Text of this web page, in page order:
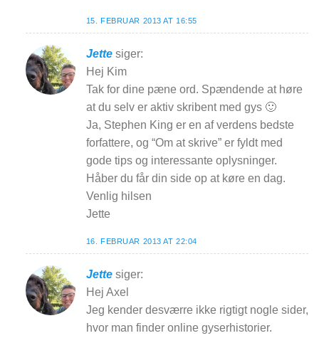
15. FEBRUAR 2013 AT 16:55
Jette siger:
Hej Kim
Tak for dine pæne ord. Spændende at høre
at du selv er aktiv skribent med gys 🙂
Ja, Stephen King er en af verdens bedste
forfattere, og “Om at skrive” er fyldt med
gode tips og interessante oplysninger.
Håber du får din side op at køre en dag.
Venlig hilsen
Jette
16. FEBRUAR 2013 AT 22:04
Jette siger:
Hej Axel
Jeg kender desværre ikke rigtigt nogle sider,
hvor man finder online gyserhistorier.